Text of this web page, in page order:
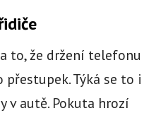
to, že držení telefonu
Týká se to i
v autě. Pokuta hrozí